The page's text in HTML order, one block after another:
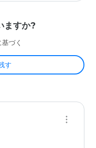
ますか?
づく
す